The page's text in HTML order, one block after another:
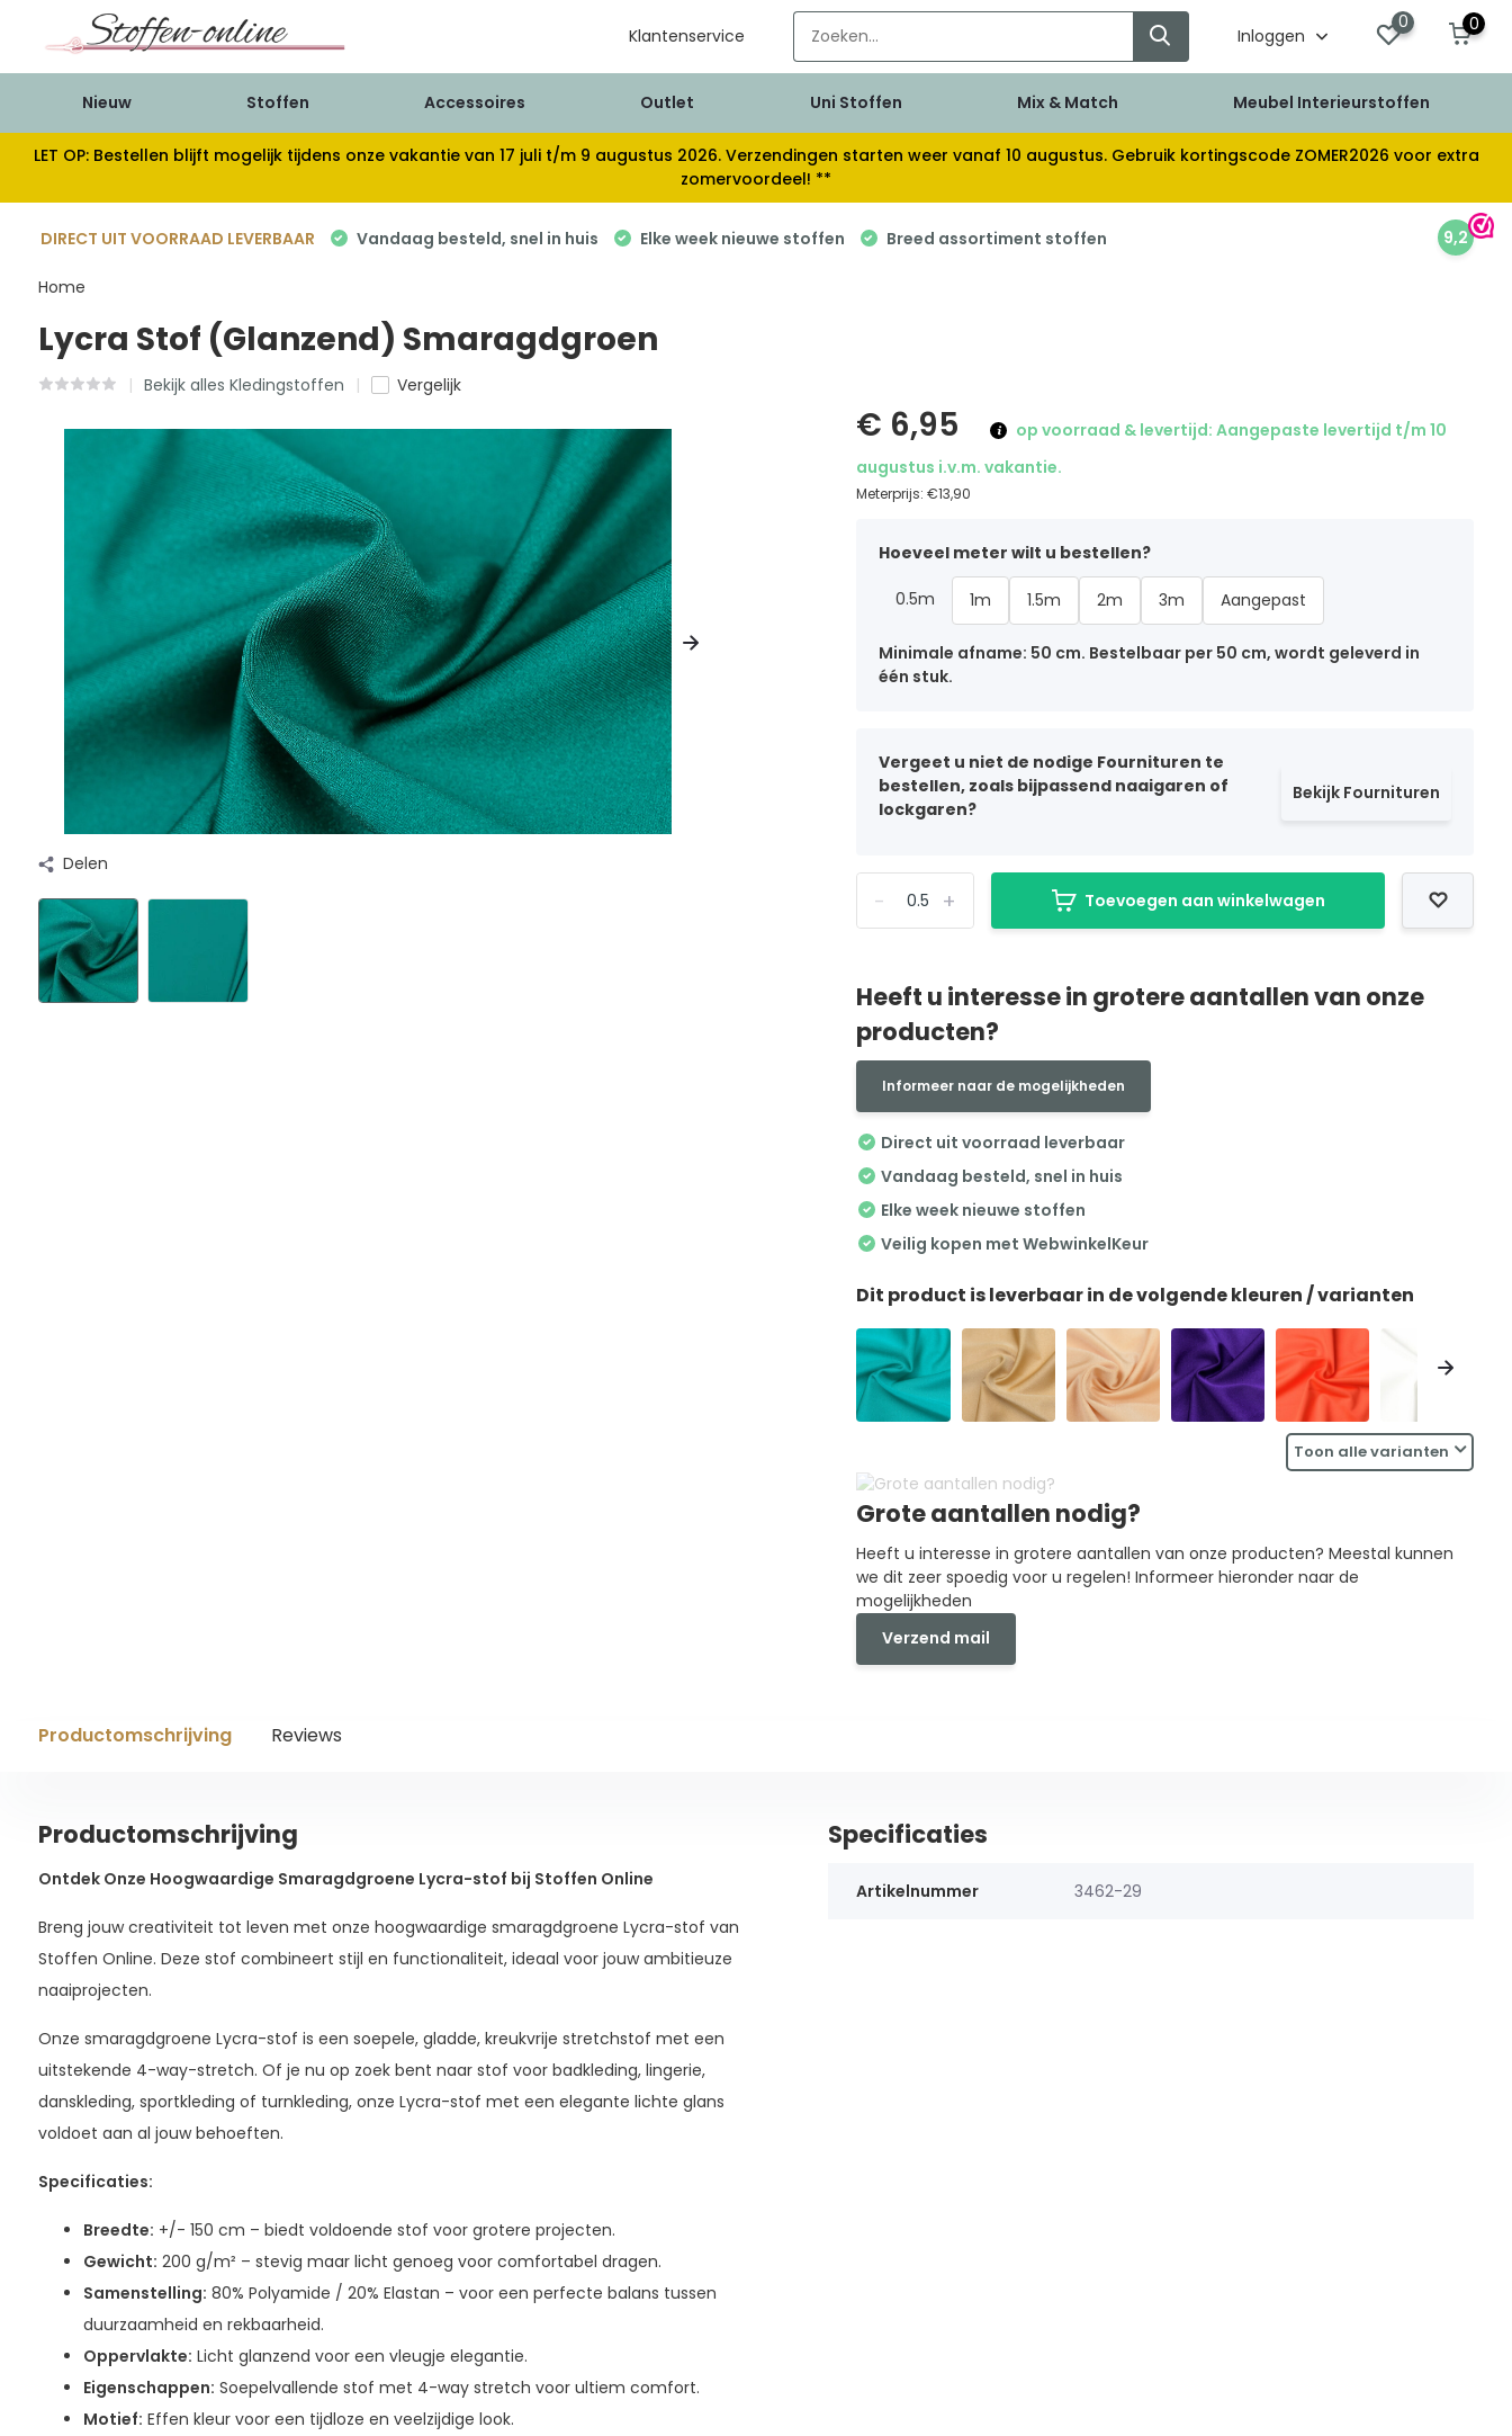
Klantenservice Inloggen
0 0
Nieuw Stoffen Accessoires Outlet Uni Stoffen Mix & Match Meubel Interieurstoffen
LET OP: Bestellen blijft mogelijk tijdens onze vakantie van 17 juli t/m 9 augustus 2026. Verzendingen starten weer vanaf 10 augustus. Gebruik kortingscode ZOMER2026 voor extra
zomervoordeel! **
DIRECT UIT VOORRAAD LEVERBAAR Vandaag besteld, snel in huis Elke week nieuwe stoffen Breed assortiment stoffen 9,2
Home
Lycra Stof (Glanzend) Smaragdgroen
Bekijk alles Kledingstoffen Vergelijk
Delen
€ 6,95
op voorraad & levertijd: Aangepaste levertijd t/m 10
augustus i.v.m. vakantie.
Meterprijs:€13,90
Hoeveel meter wilt u bestellen?
0.5m 1m 1.5m 2m 3m Aangepast
Minimale afname: 50 cm. Bestelbaar per 50 cm, wordt geleverd in
één stuk.
Vergeet u niet de nodige Fournituren te
bestellen, zoals bijpassend naaigaren of
lockgaren?
Bekijk Fournituren
+
- Toevoegen aan winkelwagen
Heeft u interesse in grotere aantallen van onze
producten?
Informeer naar de mogelijkheden
Direct uit voorraad leverbaar
Vandaag besteld, snel in huis
Elke week nieuwe stoffen
Veilig kopen met WebwinkelKeur
Dit product is leverbaar in de volgende kleuren / varianten
Toon alle varianten
Grote aantallen nodig?
Heeft u interesse in grotere aantallen van onze producten? Meestal kunnen
we dit zeer spoedig voor u regelen! Informeer hieronder naar de
mogelijkheden
Verzend mail
Productomschrijving Reviews
Productomschrijving
Ontdek Onze Hoogwaardige Smaragdgroene Lycra-stof bij Stoffen Online
Breng jouw creativiteit tot leven met onze hoogwaardige smaragdgroene Lycra-stof van
Stoffen Online. Deze stof combineert stijl en functionaliteit, ideaal voor jouw ambitieuze
naaiprojecten.
Onze smaragdgroene Lycra-stof is een soepele, gladde, kreukvrije stretchstof met een
uitstekende 4-way-stretch. Of je nu op zoek bent naar stof voor badkleding, lingerie,
danskleding, sportkleding of turnkleding, onze Lycra-stof met een elegante lichte glans
voldoet aan al jouw behoeften.
Specificaties:
Breedte: +/- 150 cm – biedt voldoende stof voor grotere projecten.
Gewicht: 200 g/m² – stevig maar licht genoeg voor comfortabel dragen.
Samenstelling: 80% Polyamide / 20% Elastan – voor een perfecte balans tussen
duurzaamheid en rekbaarheid.
Oppervlakte: Licht glanzend voor een vleugje elegantie.
Eigenschappen: Soepelvallende stof met 4-way stretch voor ultiem comfort.
Motief: Effen kleur voor een tijdloze en veelzijdige look.
Specificaties
Artikelnummer 3462-29